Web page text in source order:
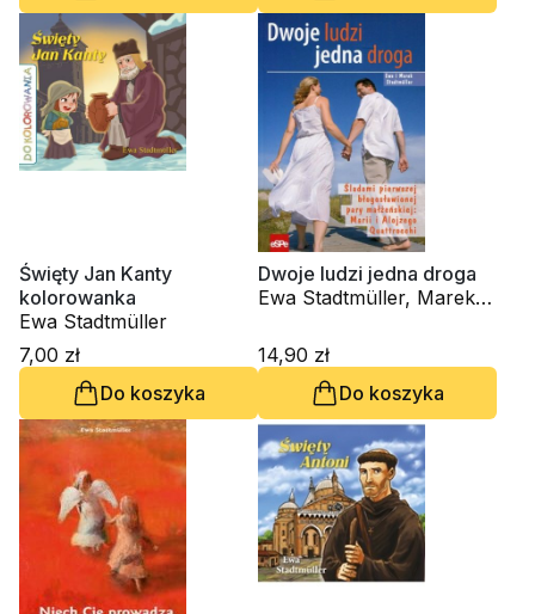
Święty Jan Kanty
kolorowanka
Ewa Stadtmüller
7,00 zł
Do koszyka
Dwoje ludzi jedna droga
Ewa Stadtmüller, Marek
14,90 zł
Do koszyka